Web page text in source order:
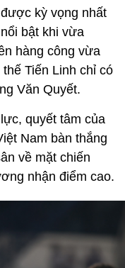
kỳ vọng nhất
bật khi vừa
hàng công vừa
Tiến Linh chỉ có
Văn Quyết.
quyết tâm của
Nam bàn thắng
về mặt chiến
nhận điểm cao.